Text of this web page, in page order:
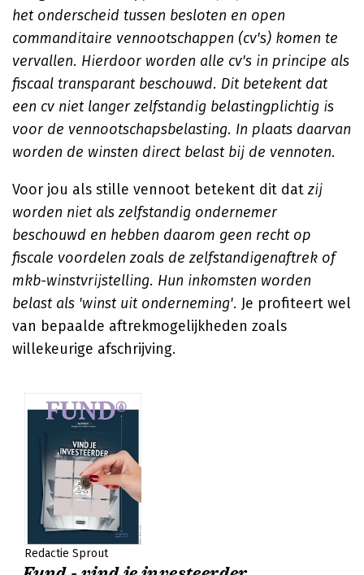
het onderscheid tussen besloten en open
commanditaire vennootschappen (cv's) komen te
vervallen. Hierdoor worden alle cv's in principe als
fiscaal transparant beschouwd. Dit betekent dat
een cv niet langer zelfstandig belastingplichtig is
voor de vennootschapsbelasting. In plaats daarvan
worden de winsten direct belast bij de vennoten.
Voor jou als stille vennoot betekent dit datzij
worden niet als zelfstandig ondernemer
beschouwd en hebben daarom geen recht op
fiscale voordelen zoals de zelfstandigenaftrek of
mkb-winstvrijstelling. Hun inkomsten worden
belast als 'winst uit onderneming'. Je profiteert wel
van bepaalde aftrekmogelijkheden zoals
willekeurige afschrijving.
Redactie Sprout